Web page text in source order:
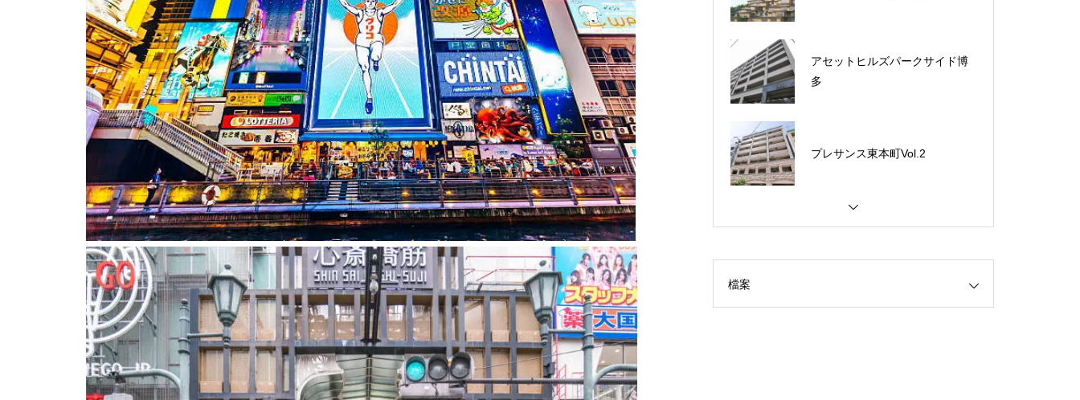
PROSTYLE札幌宮の森
【熊本市東区】小山２丁目（第
８）新築戸建１号棟
熊本市東区神園２丁目（第１）
新築戸建１号棟
【合志市】須屋字小迫 新築戶建
【熊本市中央區】エイルマンシ
ョン水道町Ⅱ
アセットヒルズパークサイド博
多
プレサンス東本町Vol.2
檔案